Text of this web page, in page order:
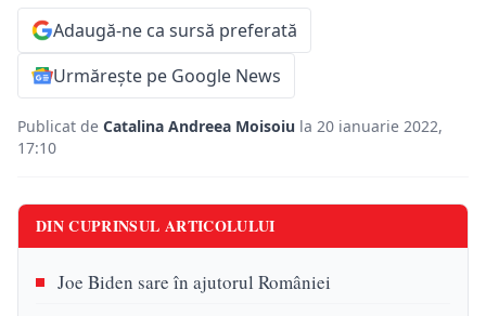
Adaugă-ne ca sursă preferată
Urmărește pe Google News
Publicat de Catalina Andreea Moisoiu la 20 ianuarie 2022,
17:10
DIN CUPRINSUL ARTICOLULUI
Joe Biden sare în ajutorul României